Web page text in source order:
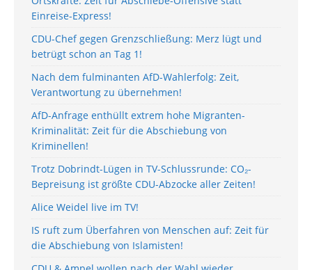
Einreise-Express!
CDU-Chef gegen Grenzschließung: Merz lügt und
betrügt schon an Tag 1!
Nach dem fulminanten AfD-Wahlerfolg: Zeit,
Verantwortung zu übernehmen!
AfD-Anfrage enthüllt extrem hohe Migranten-
Kriminalität: Zeit für die Abschiebung von
Kriminellen!
Trotz Dobrindt-Lügen in TV-Schlussrunde: CO₂-
Bepreisung ist größte CDU-Abzocke aller Zeiten!
Alice Weidel live im TV!
IS ruft zum Überfahren von Menschen auf: Zeit für
die Abschiebung von Islamisten!